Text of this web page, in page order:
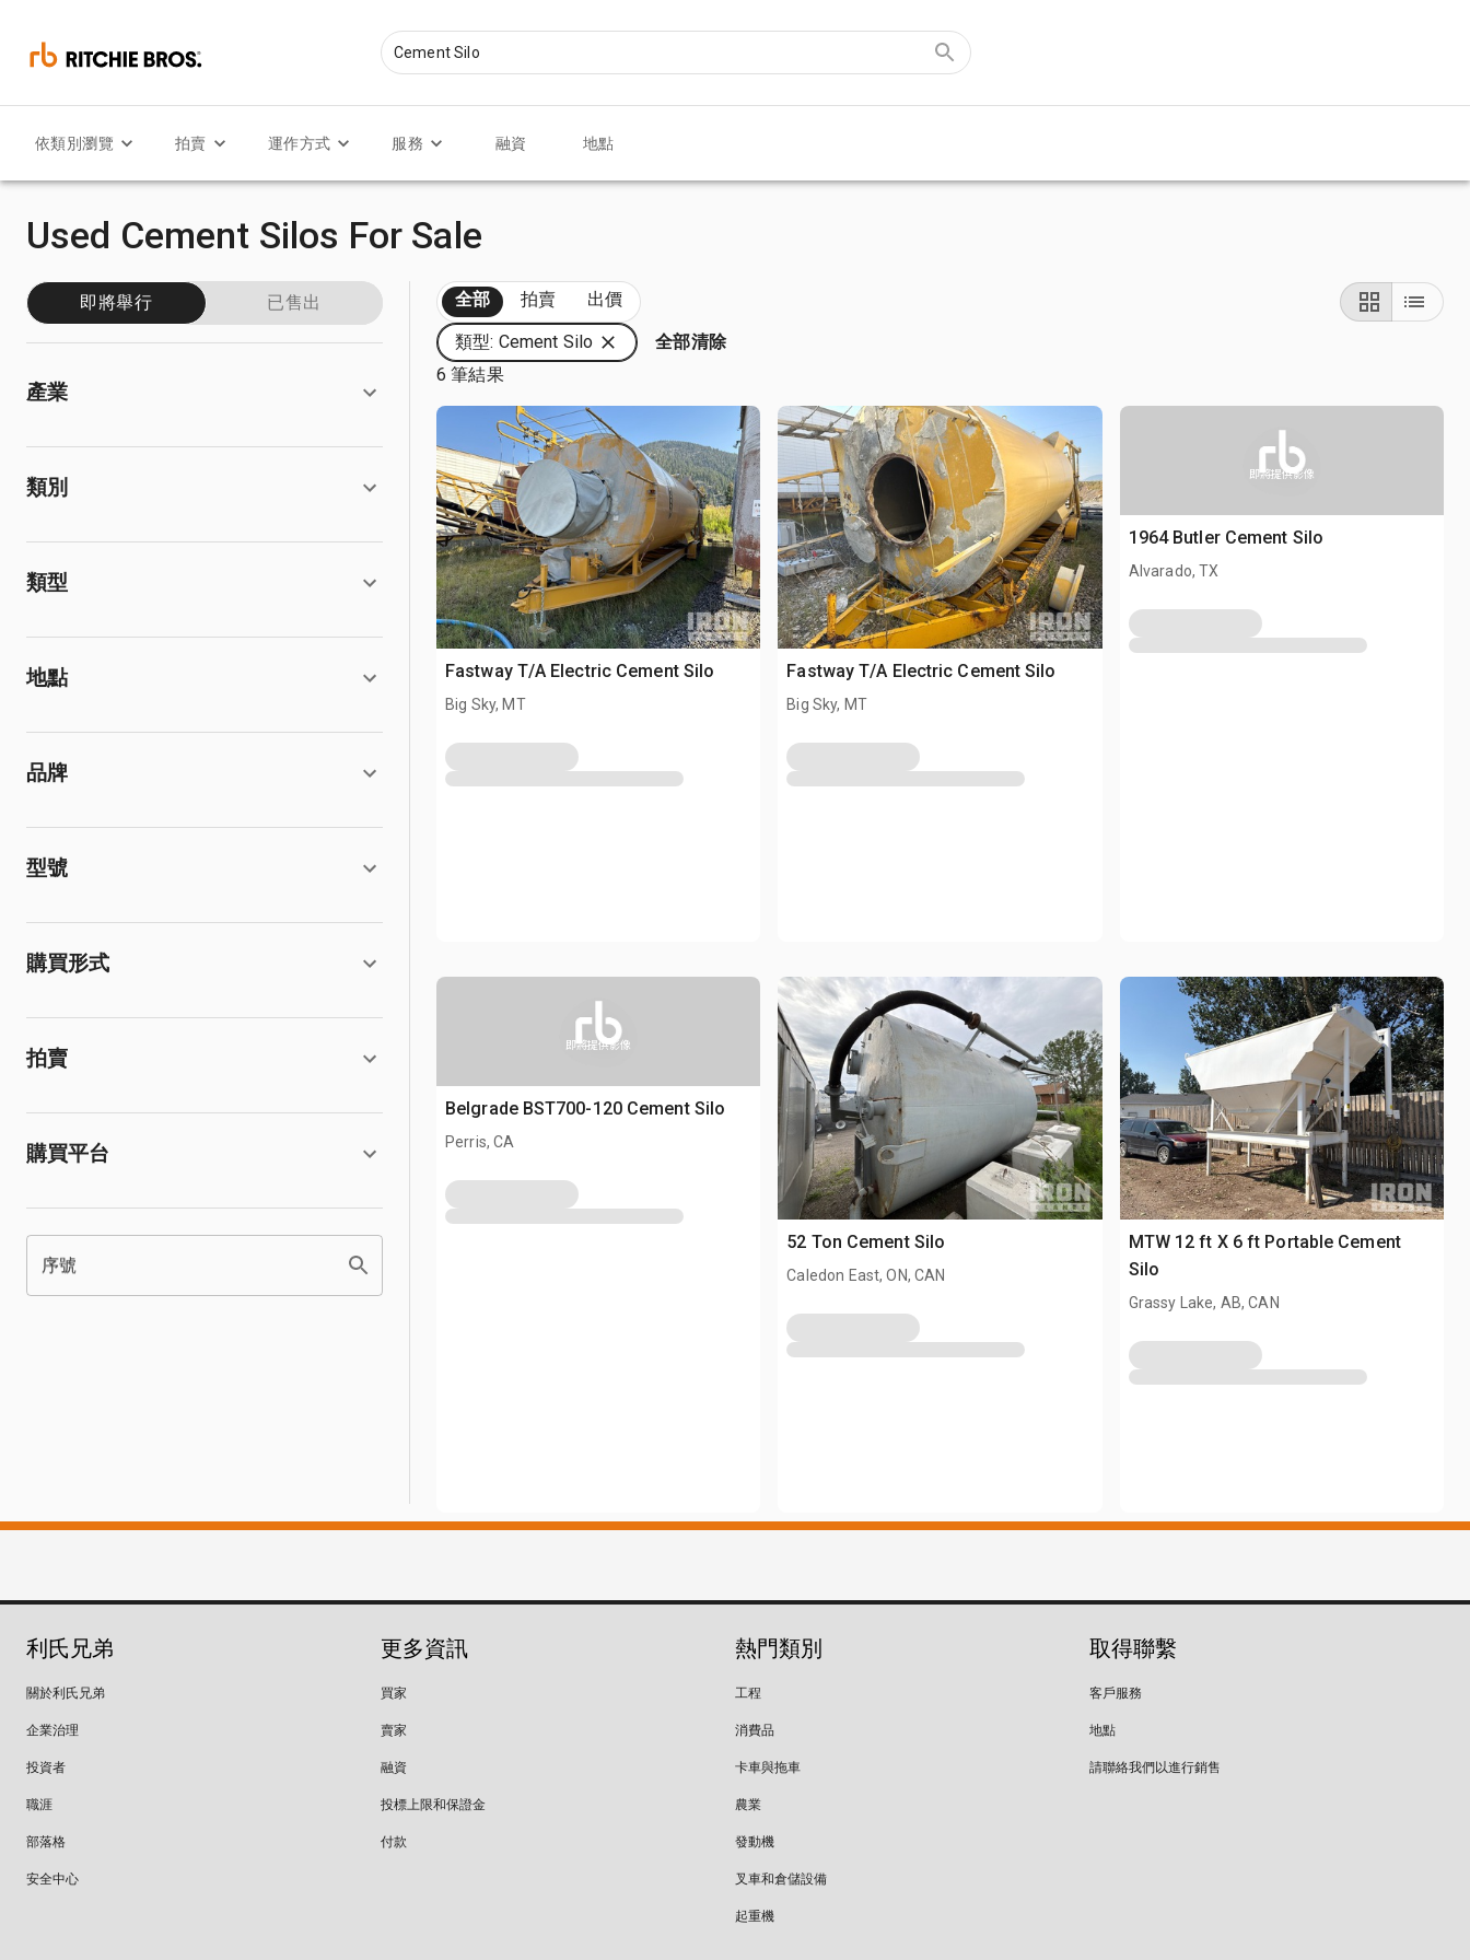
依類別瀏覽 拍賣 運作方式 服務 融資 地點
Used Cement Silos For Sale
即將舉行 已售出
產業
類別
類型
地點
品牌
型號
購買形式
拍賣
購買平台
序號
全部 拍賣 出價
類型: Cement Silo
全部清除
6 筆結果
Fastway T/A Electric Cement Silo
Big Sky, MT
Fastway T/A Electric Cement Silo
Big Sky, MT
即將提供影像
1964 Butler Cement Silo
Alvarado, TX
即將提供影像
Belgrade BST700-120 Cement Silo
Perris, CA
52 Ton Cement Silo
Caledon East, ON, CAN
MTW 12 ft X 6 ft Portable Cement
Silo
Grassy Lake, AB, CAN
利氏兄弟
關於利氏兄弟
企業治理
投資者
職涯
部落格
安全中心
更多資訊
買家
賣家
融資
投標上限和保證金
付款
熱門類別
工程
消費品
卡車與拖車
農業
發動機
叉車和倉儲設備
起重機
取得聯繫
客戶服務
地點
請聯絡我們以進行銷售